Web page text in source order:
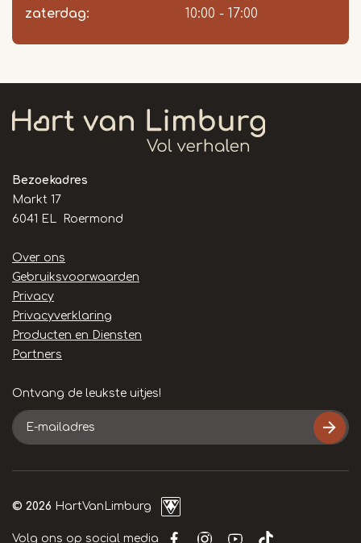
zaterdag:
10:00 - 17:00
Bezoekadres
Markt 17
6041 EL Roermond
Handige
links
Over ons
Gebruiksvoorwaarden
Privacy
Privacyverklaring
Producten en Diensten
Partners
Ontvang de leukste uitjes!
E-
mailadres
© 2026 HartVanLimburg
Volg ons op social media